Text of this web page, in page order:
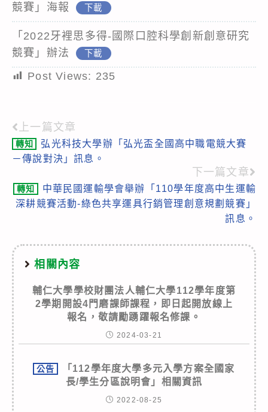
競賽」海報
下載
「2022牙裡思多得-國際口腔科學創新創意研究
競賽」辦法
下載
Post Views: 235
Read
more
上一篇文章
轉知
弘光科技大學辦「弘光盃全國高中職電競大賽
－傳說對決」訊息。
下一篇文章
轉知
中華民國運輸學會舉辦「110學年度高中生運輸
深耕競賽活動-綠色共享運具行銷管理創意規劃競賽」
訊息。
相關內容
輔仁大學學校財團法人輔仁大學112學年度第
2學期開設4門磨課師課程，即日起開放線上
報名，敬請勵踴躍報名修課。
2024-03-21
公告
「112學年度大學多元入學方案全國家
長/學生分區說明會」相關資訊
2022-08-25